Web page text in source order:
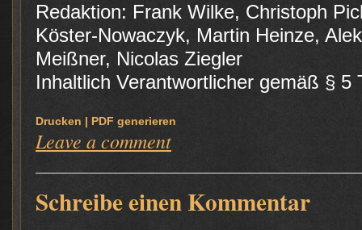
Redaktion: Frank Wilke, Christoph
Köster-Nowaczyk, Martin Heinze,
Meißner, Nicolas Ziegler
Inhaltlich Verantwortlicher gemäß § 5
Drucken | PDF generieren
Leave a comment
Schreibe einen Kommentar